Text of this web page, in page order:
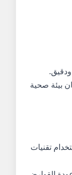
بيئة صحية
تقنيات